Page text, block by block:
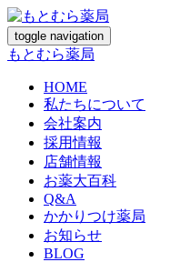
toggle navigation
もとむら薬局
HOME
私たちについて
会社案内
採用情報
店舗情報
お薬大百科
Q&A
かかりつけ薬局
お知らせ
BLOG